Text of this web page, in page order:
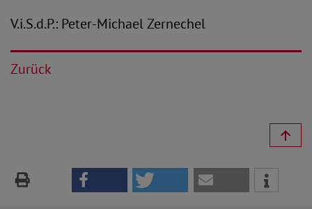
V.i.S.d.P.: Peter-Michael Zernechel
Zurück